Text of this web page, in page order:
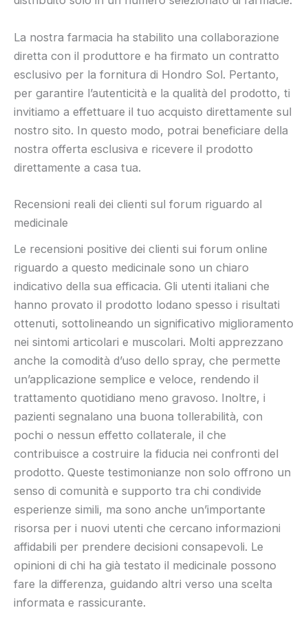
La nostra farmacia ha stabilito una collaborazione
diretta con il produttore e ha firmato un contratto
esclusivo per la fornitura di Hondro Sol. Pertanto,
per garantire l’autenticità e la qualità del prodotto, ti
invitiamo a effettuare il tuo acquisto direttamente sul
nostro sito. In questo modo, potrai beneficiare della
nostra offerta esclusiva e ricevere il prodotto
direttamente a casa tua.
Recensioni reali dei clienti sul forum riguardo al
medicinale
Le recensioni positive dei clienti sui forum online
riguardo a questo medicinale sono un chiaro
indicativo della sua efficacia. Gli utenti italiani che
hanno provato il prodotto lodano spesso i risultati
ottenuti, sottolineando un significativo miglioramento
nei sintomi articolari e muscolari. Molti apprezzano
anche la comodità d’uso dello spray, che permette
un’applicazione semplice e veloce, rendendo il
trattamento quotidiano meno gravoso. Inoltre, i
pazienti segnalano una buona tollerabilità, con
pochi o nessun effetto collaterale, il che
contribuisce a costruire la fiducia nei confronti del
prodotto. Queste testimonianze non solo offrono un
senso di comunità e supporto tra chi condivide
esperienze simili, ma sono anche un’importante
risorsa per i nuovi utenti che cercano informazioni
affidabili per prendere decisioni consapevoli. Le
opinioni di chi ha già testato il medicinale possono
fare la differenza, guidando altri verso una scelta
informata e rassicurante.